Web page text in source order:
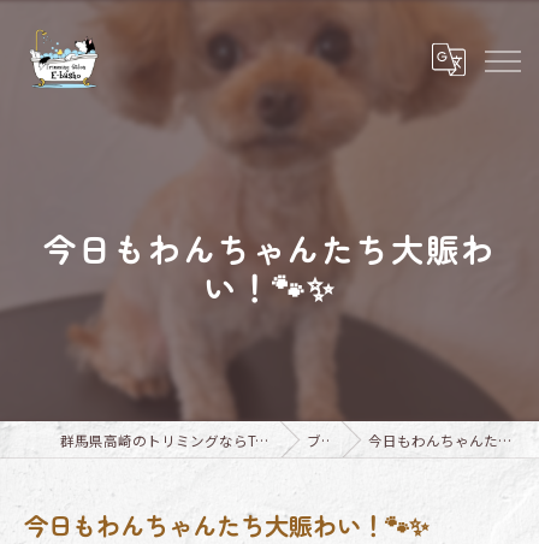
今日もわんちゃんたち大賑わ
い！🐾✨
群馬県高崎のトリミングならTrimming Salon E-basho ブログ 今日もわんちゃんたち大賑わい！🐾✨
今日もわんちゃんたち大賑わい！🐾✨